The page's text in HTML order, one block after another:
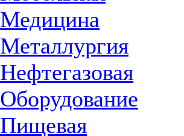
Медицина
Металлургия
Нефтегазовая
Оборудование
Пищевая